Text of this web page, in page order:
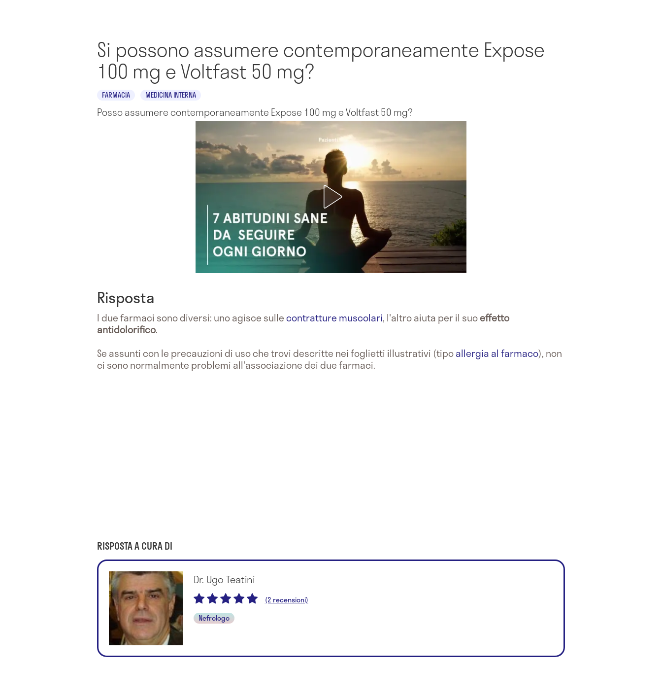
Si possono assumere contemporaneamente Expose
100 mg e Voltfast 50 mg?
FARMACIA MEDICINA INTERNA
Posso assumere contemporaneamente Expose 100 mg e Voltfast 50 mg?
Risposta
I due farmaci sono diversi: uno agisce sullecontratture muscolari, l'altro aiuta per il suoeffetto
antidolorifico.
Se assunti con le precauzioni di uso che trovi descritte nei foglietti illustrativi (tipoallergia al farmaco), non
ci sono normalmente problemi all'associazione dei due farmaci.
RISPOSTA A CURA DI
Dr. Ugo Teatini
(2 recensioni)
Nefrologo